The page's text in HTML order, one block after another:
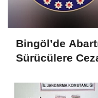
Bingöl’de
Sürücülere